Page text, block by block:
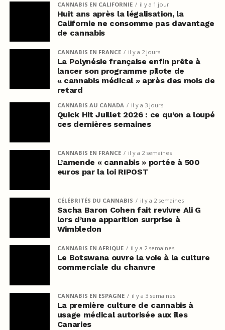
CANNABIS EN CALIFORNIE il y a 1 jour
Huit ans après la légalisation, la
Californie ne consomme pas davantage
de cannabis
CANNABIS EN FRANCE il y a 2 jours
La Polynésie française enfin prête à
lancer son programme pilote de
« cannabis médical » après des mois de
retard
CANNABIS AU CANADA il y a 3 jours
Quick Hit Juillet 2026 : ce qu’on a loupé
ces dernières semaines
CANNABIS EN FRANCE il y a 2 semaines
L’amende « cannabis » portée à 500
euros par la loi RIPOST
CÉLÉBRITÉS DU CANNABIS il y a 2 semaines
Sacha Baron Cohen fait revivre Ali G
lors d’une apparition surprise à
Wimbledon
CANNABIS EN AFRIQUE il y a 2 semaines
Le Botswana ouvre la voie à la culture
commerciale du chanvre
CANNABIS EN ESPAGNE il y a 3 semaines
La première culture de cannabis à
usage médical autorisée aux îles
Canaries